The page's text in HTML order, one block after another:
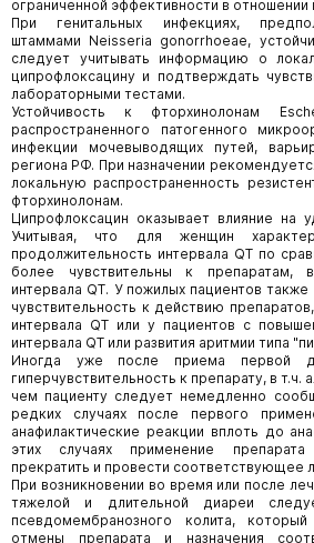
ограниченной эффективности в отношении
При генитальных инфекциях,
штаммами Neisseria gonorrhoeae,
следует учитывать информацию о
ципрофлоксацину и подтверждать
лабораторными тестами.
Устойчивость к фторхинолонам
распространенного патогенного
инфекции мочевыводящих путей,
региона РФ. При назначении
локальную распространенность
фторхинолонам.
Ципрофлоксацин оказывает влияние на
Учитывая, что для женщин
продолжительность интервала QT по
более чувствительны к препаратам,
интервала QT. У пожилых пациентов
чувствительность к действию
интервала QT или у пациентов с
интервала QT или развития аритмии типа
Иногда уже после приема первой
гиперчувствительность к препарату, в т.ч.
чем пациенту следует немедленно
редких случаях после первого
анафилактические реакции вплоть до
этих случаях применение
прекратить и провести соответствующее
При возникновении во время или после
тяжелой и длительной диареи
псевдомембранозного колита,
отмены препарата и назначения